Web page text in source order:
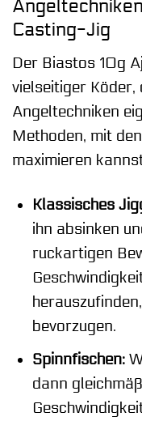
Casting-Jig
Der Biastos 10g
vielseitiger Köder,
Angeltechniken
Methoden, mit
maximieren
Klassisches
ihn absinken
ruckartigen
bevorzugen.
Spinnfischen:
dann